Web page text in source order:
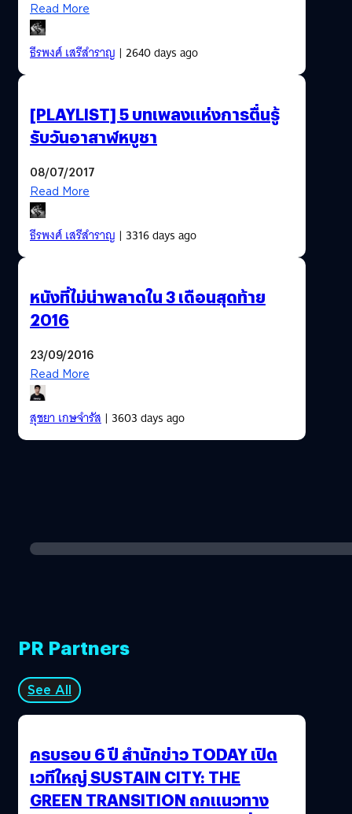
Read More
ธีรพงศ์ เสรีสำราญ | 2640 days ago
[PLAYLIST] 5 บทเพลงแห่งการตื่นรู้
รับวันอาสาฬหบูชา
08/07/2017
Read More
ธีรพงศ์ เสรีสำราญ | 3316 days ago
หนังที่ไม่น่าพลาดใน 3 เดือนสุดท้าย
2016
23/09/2016
Read More
สุชยา เกษจำรัส| 3603 days ago
PR Partners
See All
ครบรอบ 6 ปี สำนักข่าว TODAY เปิด
เวทีใหญ่ SUSTAIN CITY: THE
GREEN TRANSITION ถกแนวทาง